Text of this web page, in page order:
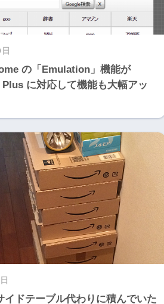
の「Emulation」機能が
に対応して機能も大幅アッ
イドテーブル代わりに積んでいた